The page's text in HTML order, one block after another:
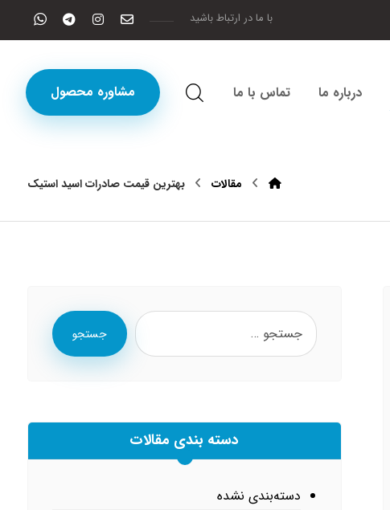
با ما در ارتباط باشید
مشاوره محصول درباره ما تماس با ما
مقالات بهترین قیمت صادرات اسید استیک
جستجو
دسته بندی مقالات
دسته‌بندی نشده